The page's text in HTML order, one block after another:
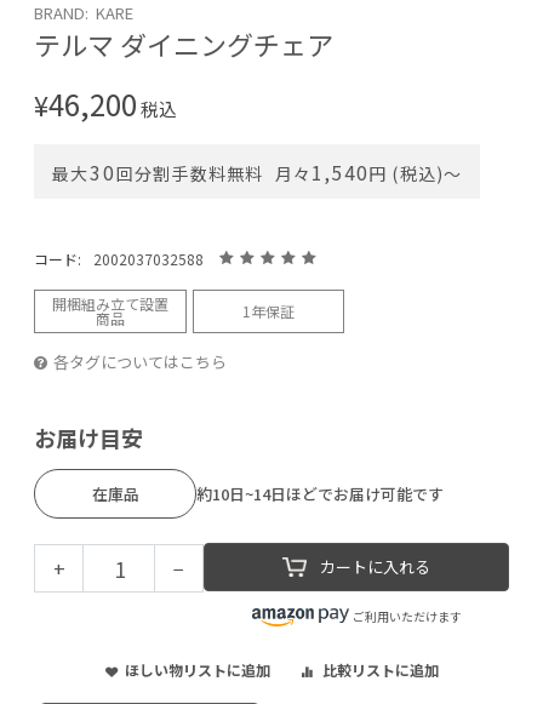
BRAND: KARE
テルマ ダイニングチェア
¥46,200税込
最大30回分割手数料無料 月々 1,540円 (税込)〜
コード: 2002037032588
開梱組み立て設置
商品 1年保証
各タグについてはこちら
お届け目安
在庫品 約10日~14日ほどでお届け可能です
+ − カートに入れる
ご利用いただけます
ほしい物リストに追加 比較リストに追加